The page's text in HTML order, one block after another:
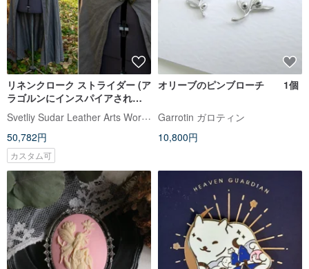
リネンクローク ストライダー (ア
ラゴルンにインスパイアされた
LOTR) ロリエン リーフ ブロー
チあり/なし
Svetliy Sudar Leather Arts Workshop
50,782円
カスタム可
オリーブのピンブローチ 1個
Garrotin ガロティン
10,800円